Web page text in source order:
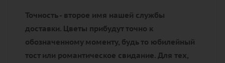
Точность - второе имя нашей службы
доставки. Цветы прибудут точно к
обозначенному моменту, будь то юбилейный
тост или романтическое свидание. Для тех,